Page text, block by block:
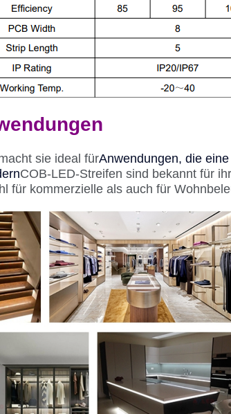
sie ideal fürAnwendungen, die
COB-LED-Streifen sind bekannt für
für kommerzielle als auch für